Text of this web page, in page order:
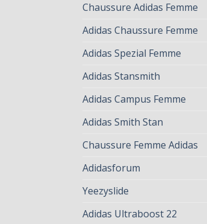
Chaussure Adidas Femme
Adidas Chaussure Femme
Adidas Spezial Femme
Adidas Stansmith
Adidas Campus Femme
Adidas Smith Stan
Chaussure Femme Adidas
Adidasforum
Yeezyslide
Adidas Ultraboost 22